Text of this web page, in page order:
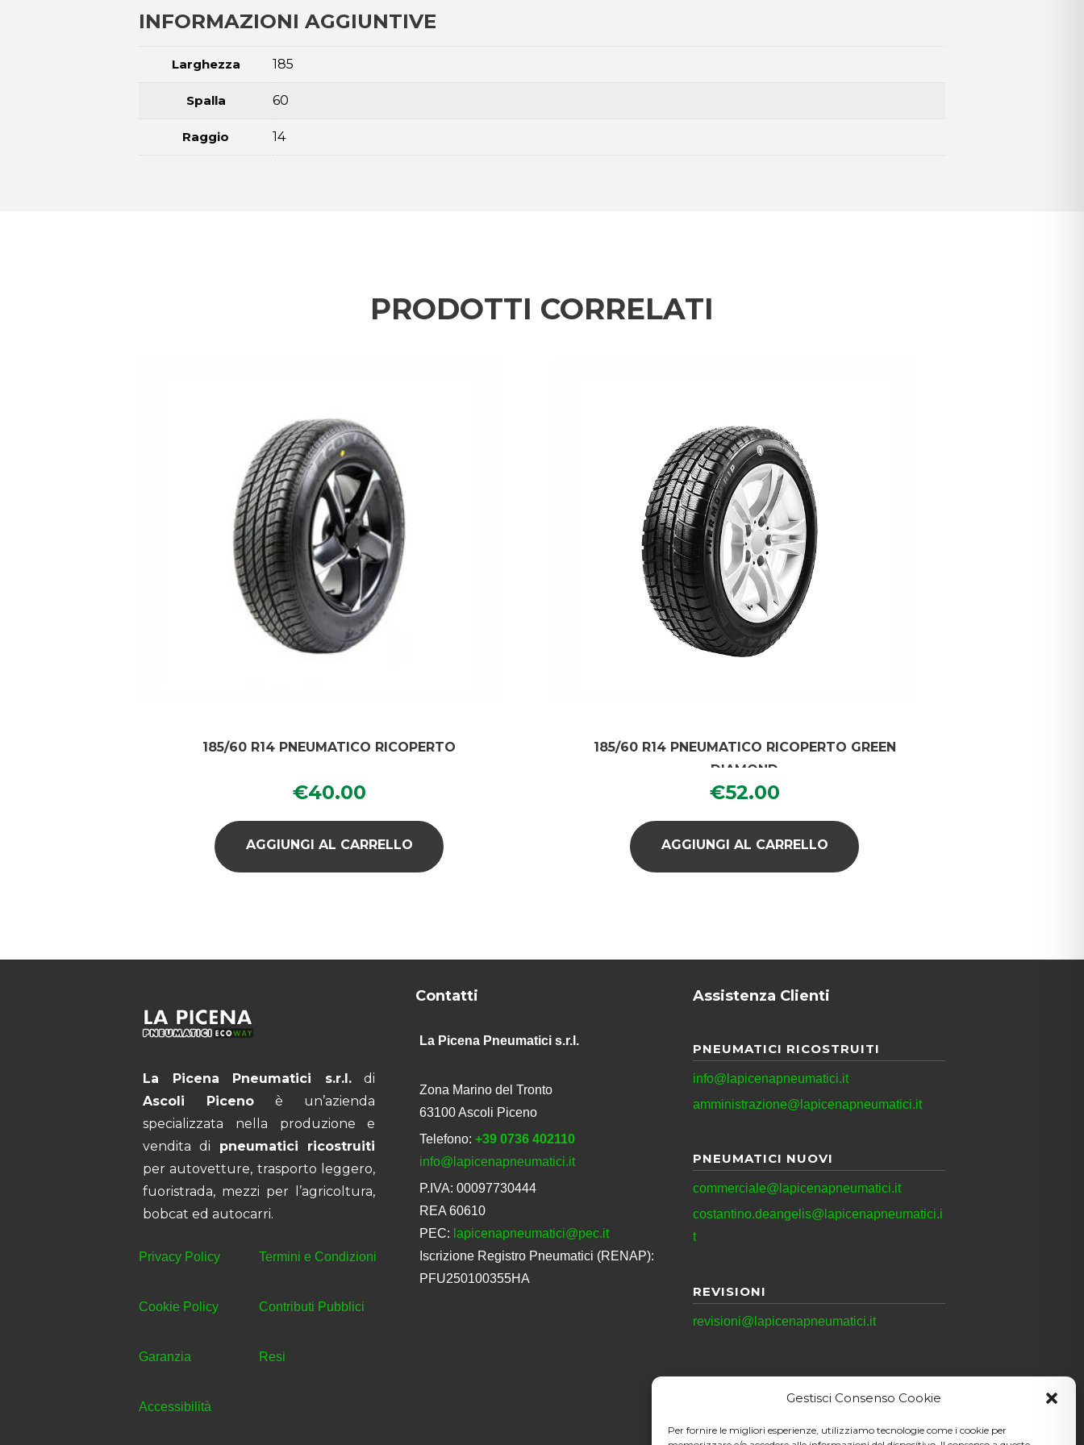
Gestisci Consenso Cookie
Per fornire le migliori esperienze, utilizziamo tecnologie come i cookie per
INFORMAZIONI AGGIUNTIVE
Larghezza 185
Spalla 60
Raggio 14
PRODOTTI CORRELATI
185/60 R14 PNEUMATICO RICOPERTO
€40.00
AGGIUNGI AL CARRELLO
185/60 R14 PNEUMATICO RICOPERTO GREEN
DIAMOND
€52.00
AGGIUNGI AL CARRELLO
La Picena Pneumatici s.r.l.di
Ascoli Piceno è un’azienda
specializzata nella produzione e
vendita di pneumatici ricostruiti
per autovetture, trasporto leggero,
fuoristrada, mezzi per l’agricoltura,
bobcat ed autocarri.
Privacy Policy
Cookie Policy
Garanzia
Accessibilità
Termini e Condizioni
Contributi Pubblici
Resi
Contatti
La Picena Pneumatici s.r.l.
Zona Marino del Tronto
63100 Ascoli Piceno
Telefono:+39 0736 402110
info@lapicenapneumatici.it
P.IVA: 00097730444
REA 60610
PEC: lapicenapneumatici@pec.it
Iscrizione Registro Pneumatici (RENAP):
PFU250100355HA
Assistenza Clienti
PNEUMATICI RICOSTRUITI
info@lapicenapneumatici.it
amministrazione@lapicenapneumatici.it
PNEUMATICI NUOVI
commerciale@lapicenapneumatici.it
costantino.deangelis@lapicenapneumatici.i
t
REVISIONI
revisioni@lapicenapneumatici.it